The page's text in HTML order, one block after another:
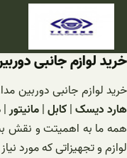
رفتن
خرید لوازم جانبی
خرید لوازم جانبی دوربین
هارد دیسک|کابل|مانیتور|
همه ما به اهمیتت و نقش
لوازم و تجهیزاتی که مورد